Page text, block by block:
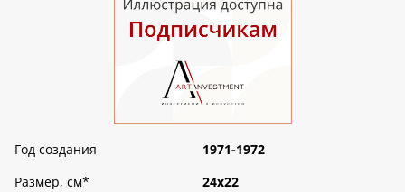
Год создания
1971-1972
Размер, см*
24х22